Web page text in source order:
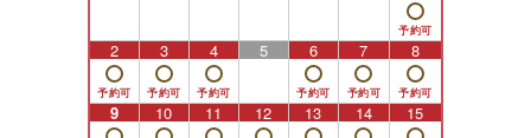
2 3 4 5 6 7 8
9 10 11 12 13 14 15